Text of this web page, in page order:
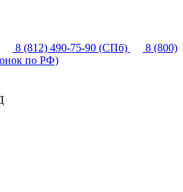
8 (812) 490-75-90 (СПб)
8 (800)
по РФ)